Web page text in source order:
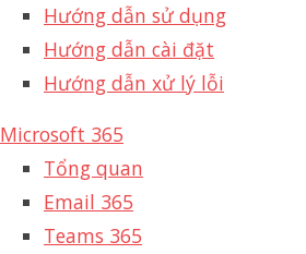
Hướng dẫn sử dụng
Hướng dẫn cài đặt
Hướng dẫn xử lý lỗi
Microsoft 365
Tổng quan
Email 365
Teams 365